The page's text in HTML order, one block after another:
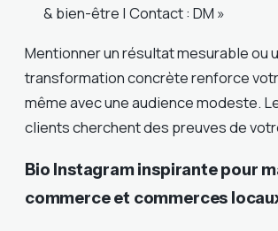
& bien-être | Contact : DM »
Mentionner un résultat mesurable ou
transformation concrète renforce
même avec une audience modeste.
clients cherchent des preuves de
Bio Instagram inspirante pour
commerce et commerces